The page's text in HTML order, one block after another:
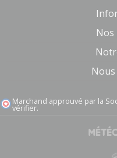
Nos
Marchand approuvé par la
vérifier.